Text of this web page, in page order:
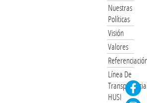
Nuestras
Políticas
Visión
Valores
Línea De
Transparencia
HUSI